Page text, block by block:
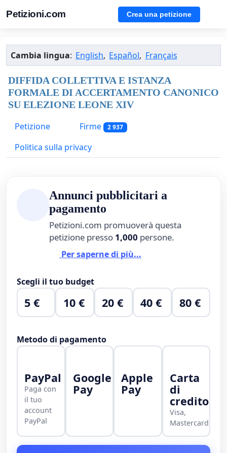
Petizioni.com Crea una petizione
Cambia lingua: English, Español, Français
DIFFIDA COLLETTIVA E ISTANZA
FORMALE DI ACCERTAMENTO CANONICO
SU ELEZIONE LEONE XIV
Petizione
Firme 2 937
Politica sulla privacy
Annunci pubblicitari a
pagamento
Petizioni.com promuoverà questa
petizione presso 1,000 persone.
Per saperne di più...
Scegli il tuo budget
5 € 10 € 20 € 40 € 80 €
Metodo di pagamento
PayPal
Paga con
il tuo
account
PayPal
Google
Pay
Apple
Pay
Carta
di
credito
Visa,
Mastercard